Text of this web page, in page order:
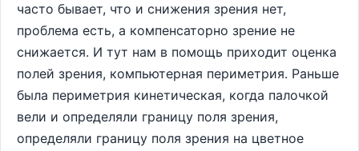
часто бывает, что и снижения зрения нет,
проблема есть, а компенсаторно зрение не
снижается. И тут нам в помощь приходит оценка
полей зрения, компьютерная периметрия. Раньше
была периметрия кинетическая, когда палочкой
вели и определяли границу поля зрения,
определяли границу поля зрения на цветное